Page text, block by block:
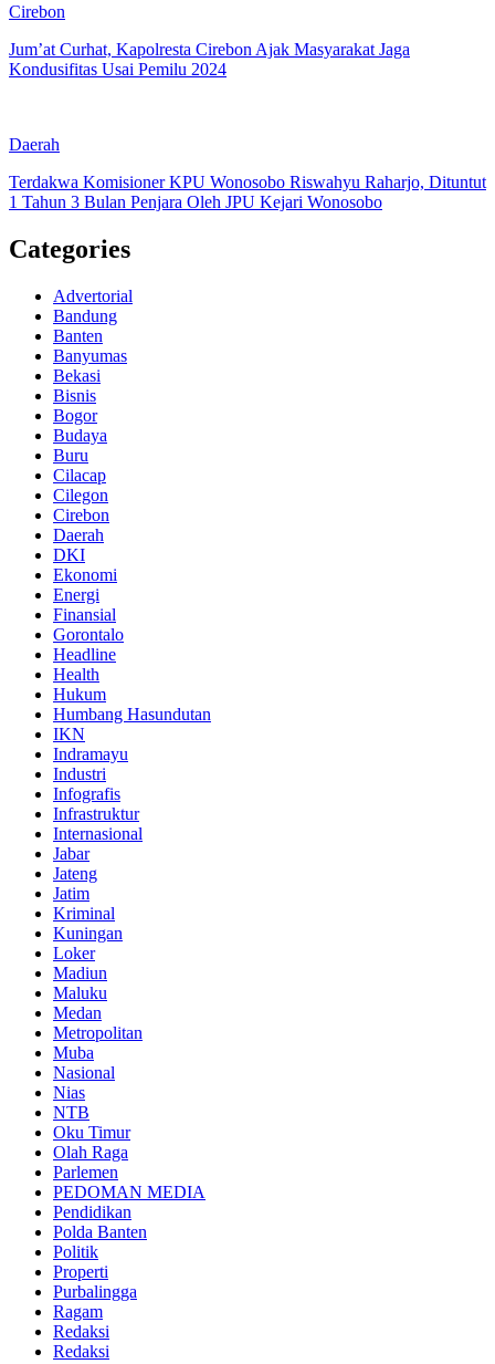
Cirebon
Jum’at Curhat, Kapolresta Cirebon Ajak Masyarakat Jaga
Kondusifitas Usai Pemilu 2024
Daerah
Terdakwa Komisioner KPU Wonosobo Riswahyu Raharjo, Dituntut
1 Tahun 3 Bulan Penjara Oleh JPU Kejari Wonosobo
Categories
Advertorial
Bandung
Banten
Banyumas
Bekasi
Bisnis
Bogor
Budaya
Buru
Cilacap
Cilegon
Cirebon
Daerah
DKI
Ekonomi
Energi
Finansial
Gorontalo
Headline
Health
Hukum
Humbang Hasundutan
IKN
Indramayu
Industri
Infografis
Infrastruktur
Internasional
Jabar
Jateng
Jatim
Kriminal
Kuningan
Loker
Madiun
Maluku
Medan
Metropolitan
Muba
Nasional
Nias
NTB
Oku Timur
Olah Raga
Parlemen
PEDOMAN MEDIA
Pendidikan
Polda Banten
Politik
Properti
Purbalingga
Ragam
Redaksi
Redaksi